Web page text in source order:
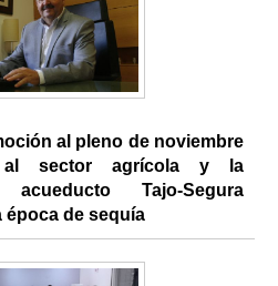
al pleno de noviembre
sector agrícola y la
Tajo-Segura
de sequía